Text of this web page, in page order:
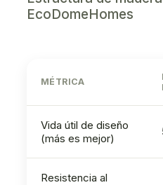
EcoDomeHomes
MÉTRICA
Vida útil de diseño
(más es mejor)
Resistencia al